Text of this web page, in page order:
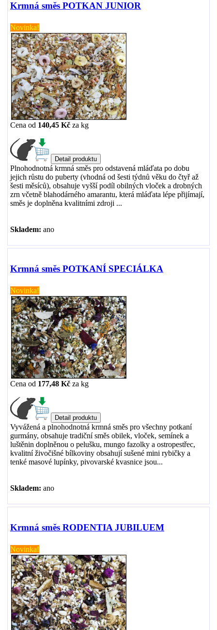
Krmná směs POTKAN JUNIOR
Novinka!
Cena od 140,45 Kč za kg
Plnohodnotná krmná směs pro odstavená mláďata po dobu
jejich růstu do puberty (vhodná od šesti týdnů věku do čtyř až
šesti měsíců), obsahuje vyšší podíl obilných vloček a drobných
zrn včetně blahodárného amarantu, která mláďata lépe přijímají,
směs je doplněna kvalitními zdroji ...
Skladem: ano
Krmná směs POTKANÍ SPECIÁLKA
Novinka!
Cena od 177,48 Kč za kg
Vyvážená a plnohodnotná krmná směs pro všechny potkaní
gurmány, obsahuje tradiční směs obilek, vloček, semínek a
luštěnin doplněnou o pelušku, mungo fazolky a ostropestřec,
kvalitní živočišné bílkoviny obsahují sušené mini rybičky a
tenké masové lupínky, pivovarské kvasnice jsou...
Skladem: ano
Krmná směs RODENTIA JUBILUEM
Novinka!